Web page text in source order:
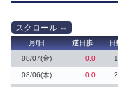
月/日 逆日歩 日
08/07(金)
0.0 1
08/06(木) 0.0 2